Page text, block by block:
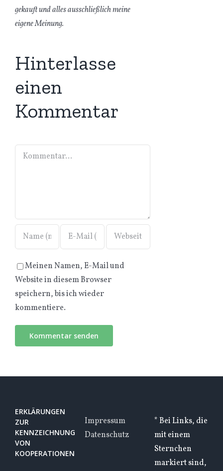
gekauft und alles ausschließlich meine
eigene Meinung.
Hinterlasse
einen
Kommentar
Kommentar
Meinen Namen, E-Mail und
Website in diesem Browser
speichern, bis ich wieder
kommentiere.
ERKLÄRUNGEN
ZUR
KENNZEICHNUNG
VON
KOOPERATIONEN
Impressum
Datenschutz
* Bei Links, die
mit einem
Sternchen
markiert sind,